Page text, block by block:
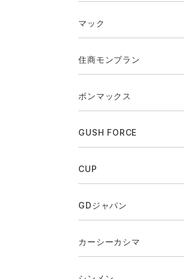
マック
住商モンブラン
ボンマックス
GUSH FORCE
CUP
GDジャパン
カーシーカシマ